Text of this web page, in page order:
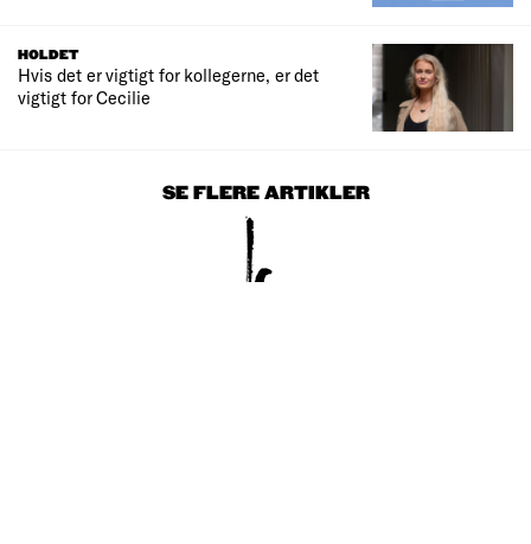
HOLDET
Hvis det er vigtigt for kollegerne, er det
vigtigt for Cecilie
SE FLERE ARTIKLER